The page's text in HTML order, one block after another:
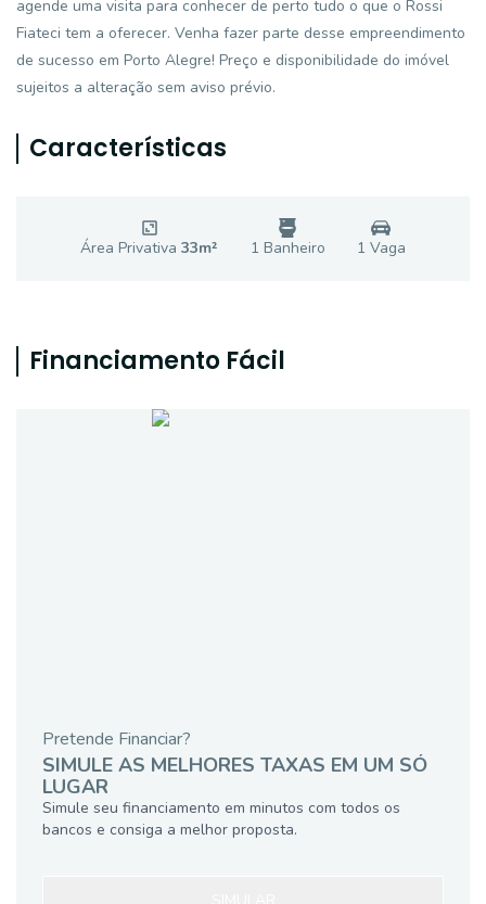
agende uma visita para conhecer de perto tudo o que o Rossi
Fiateci tem a oferecer. Venha fazer parte desse empreendimento
de sucesso em Porto Alegre! Preço e disponibilidade do imóvel
sujeitos a alteração sem aviso prévio.
Características
Área Privativa33m² 1 Banheiro 1 Vaga
Financiamento Fácil
Pretende Financiar?
SIMULE AS MELHORES TAXAS EM UM SÓ
LUGAR
Simule seu financiamento em minutos com todos os
bancos e consiga a melhor proposta.